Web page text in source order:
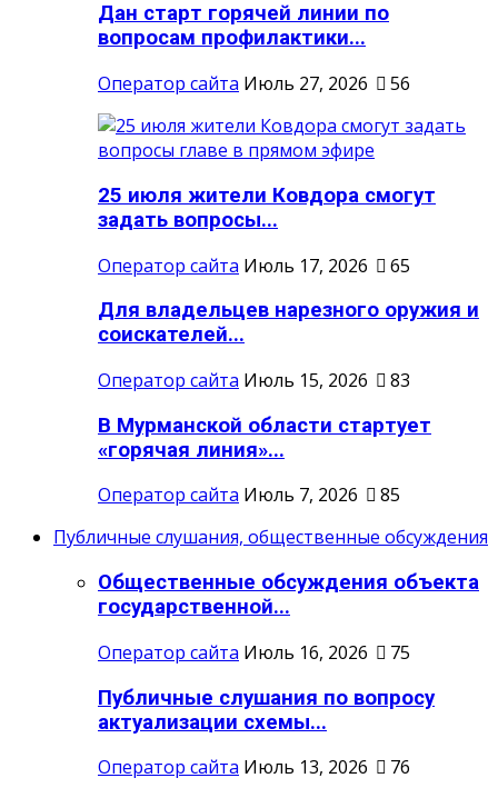
Дан старт горячей линии по
вопросам профилактики...
Оператор сайта Июль 27, 2026 56
25 июля жители Ковдора смогут
задать вопросы...
Оператор сайта Июль 17, 2026
65
Для владельцев нарезного оружия и
соискателей...
Оператор сайта Июль 15, 2026
83
В Мурманской области стартует
«горячая линия»...
Оператор сайта Июль 7, 2026
85
Публичные слушания, общественные обсуждения
Общественные обсуждения объекта
государственной...
Оператор сайта Июль 16, 2026
75
Публичные слушания по вопросу
актуализации схемы...
Оператор сайта Июль 13, 2026
76